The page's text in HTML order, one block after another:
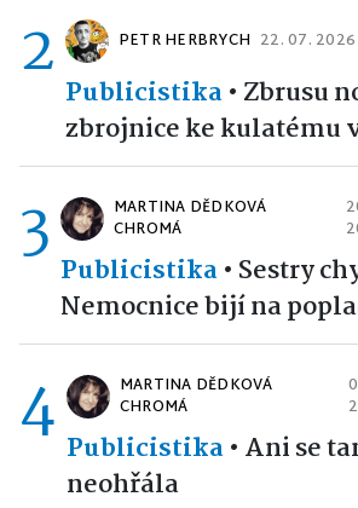
2 PETR HERBRYCH 22. 07. 2026
Publicistika• Zbrusu
zbrojnice ke kulatému
3
MARTINA DĚDKOVÁ
CHROMÁ
Publicistika• Sestry
Nemocnice bijí na
4
MARTINA DĚDKOVÁ
CHROMÁ
Publicistika• Ani se
neohřála